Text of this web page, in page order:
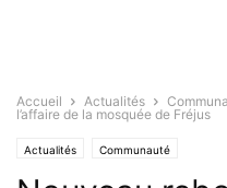
Accueil Actualités
l’affaire de la mosquée de Fréjus
Actualités Communauté